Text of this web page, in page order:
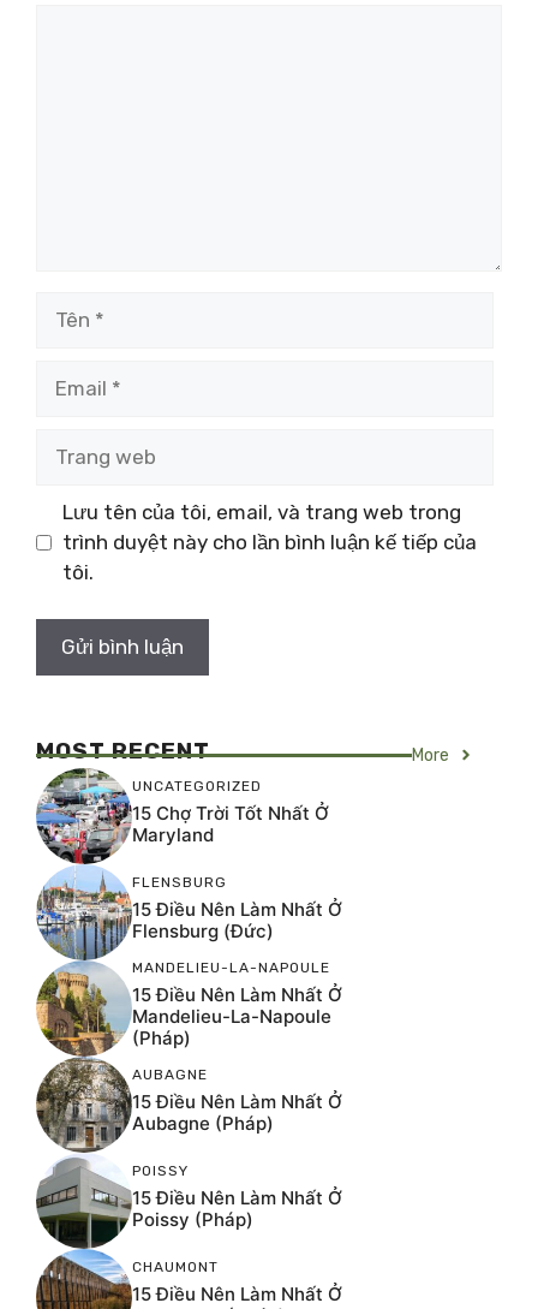
Lưu tên của tôi, email, và trang web trong
trình duyệt này cho lần bình luận kế tiếp của
tôi.
MOST RECENT More
UNCATEGORIZED
15 Chợ Trời Tốt Nhất Ở
Maryland
FLENSBURG
15 Điều Nên Làm Nhất Ở
Flensburg (Đức)
MANDELIEU-LA-NAPOULE
15 Điều Nên Làm Nhất Ở
Mandelieu-La-Napoule
(Pháp)
AUBAGNE
15 Điều Nên Làm Nhất Ở
Aubagne (Pháp)
POISSY
15 Điều Nên Làm Nhất Ở
Poissy (Pháp)
CHAUMONT
15 Điều Nên Làm Nhất Ở